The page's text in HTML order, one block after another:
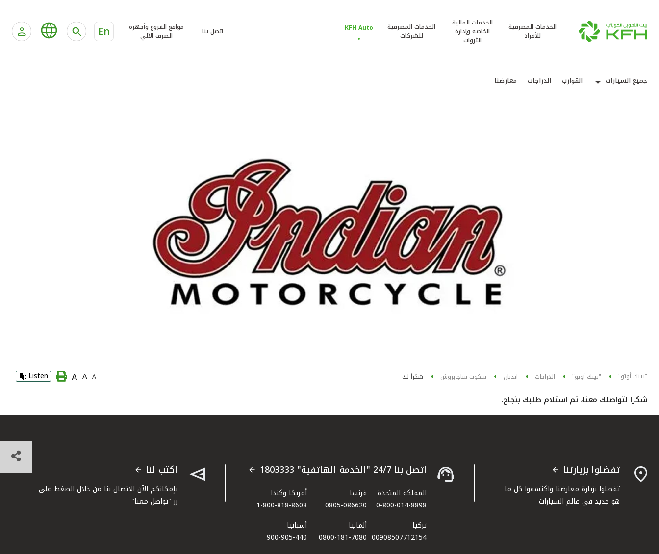
الخدمات المصرفية
للأفراد
الخدمات المالية
الخاصة وإدارة
الثروات
الخدمات المصرفية
للشركات
KFH Auto اتصل بنا
مواقع الفروع وأجهزة
الصرف الآلي
En
جميع السيارات القوارب الدراجات معارضنا
"بيتك أوتو" "بيتك أوتو" الدراجات انديان سكوت ساجربروش شكراً لك A
A
A
Listen
شكرا لتواصلك معنا، تم استلام طلبك بنجاح.
تفضلوا بزيارتنا
تفضلوا بزيارة معارضنا واكتشفوا كل ما
هو جديد في عالم السيارات
اتصل بنا 24/7 "الخدمة الهاتفية" 1803333
المملكة المتحدة
0-800-014-8898
فرنسا
0805-086620
أمريكا وكندا
1-800-818-8608
تركيا
00908507712154​
ألمانيا
0800-181-7080
أسبانيا
900-905-440
اكتب لنا
بإمكانكم الآن الاتصال بنا من خلال الضغط على
زر "تواصل معنا"